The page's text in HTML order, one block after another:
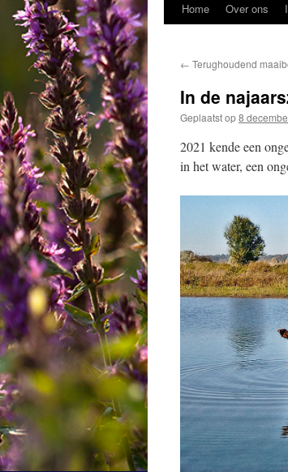
Home Over ons
← Terughoudend
In de
Geplaatst op8
2021 kende een
in het water, een